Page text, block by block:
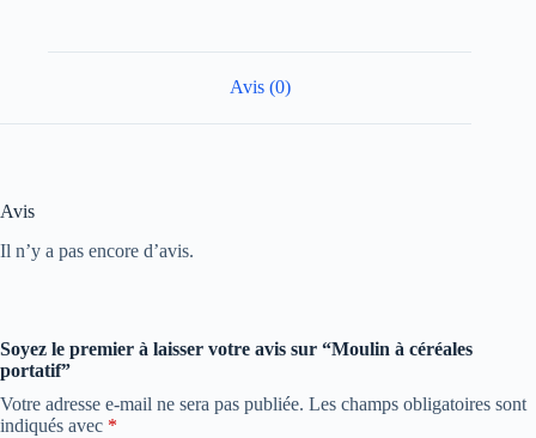
Avis (0)
Avis
Il n’y a pas encore d’avis.
Soyez le premier à laisser votre avis sur “Moulin à céréales
portatif”
Votre adresse e-mail ne sera pas publiée. Les champs obligatoires sont
indiqués avec *